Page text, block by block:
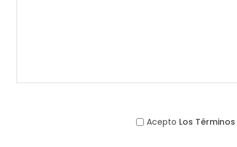
Acepto Los Términos